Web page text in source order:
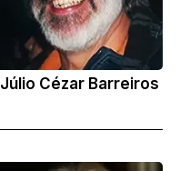
Júlio Cézar Barreiros